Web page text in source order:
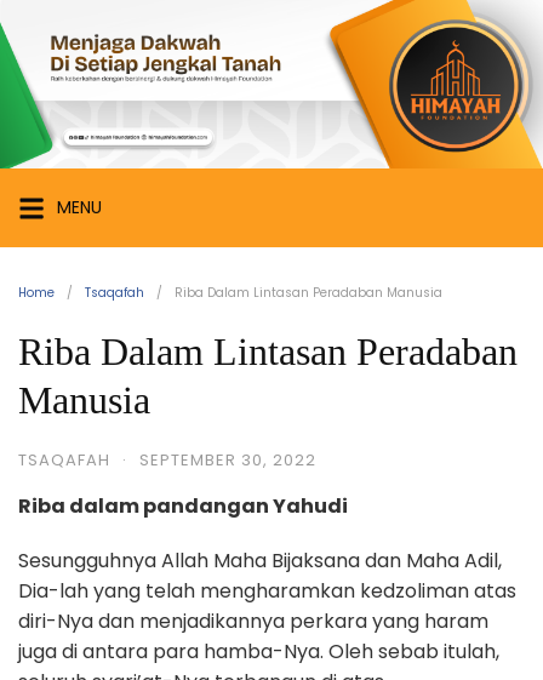
to
content
Himayah
Foundation
Menjaga
Dakwah
di
Setiap
Jengkal
MENU
Home Tsaqafah Riba Dalam Lintasan Peradaban Manusia
Riba Dalam Lintasan Peradaban
Manusia
TSAQAFAH · SEPTEMBER 30, 2022
Riba dalam pandangan Yahudi
Sesungguhnya Allah Maha Bijaksana dan Maha Adil,
Dia-lah yang telah mengharamkan kedzoliman atas
diri-Nya dan menjadikannya perkara yang haram
juga di antara para hamba-Nya. Oleh sebab itulah,